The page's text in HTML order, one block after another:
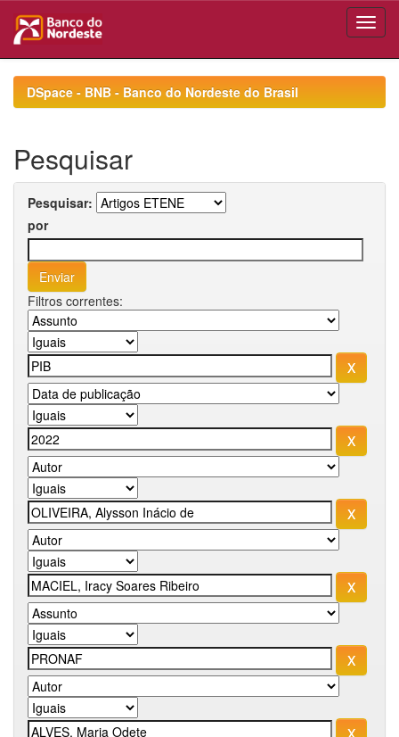
navigationDSpace - BNB - Banco do Nordeste do Brasil
Pesquisar
Pesquisar:
por
Filtros correntes: